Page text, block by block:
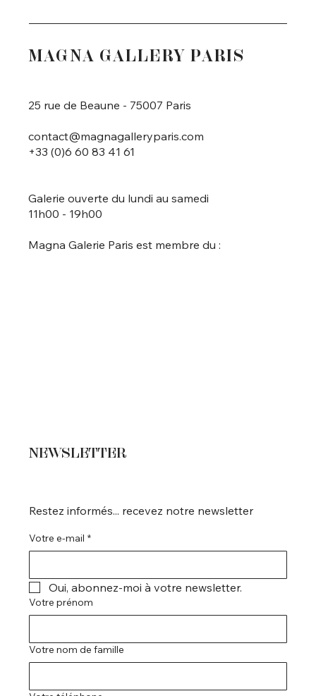
MAGNA GALLERY PARIS
25 rue de Beaune - 75007 Paris
contact@magnagalleryparis.com
+33 (0)6 60 83 41 61
Galerie ouverte du lundi au samedi
11h00 - 19h00
Magna Galerie Paris est membre du :
Restez informés... recevez notre newsletter
Votre e-mail *
Oui, abonnez-moi à votre newsletter.
Votre prénom
Votre nom de famille
NEWSLETTER